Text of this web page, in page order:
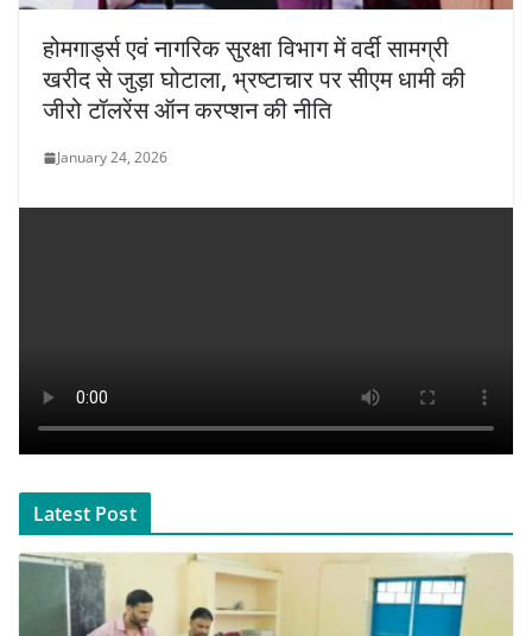
होमगार्ड्स एवं नागरिक सुरक्षा विभाग में वर्दी सामग्री
खरीद से जुड़ा घोटाला, भ्रष्टाचार पर सीएम धामी की
जीरो टॉलरेंस ऑन करप्शन की नीति
January 24, 2026
Latest Post